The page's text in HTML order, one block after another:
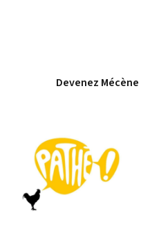
Devenez Mécène